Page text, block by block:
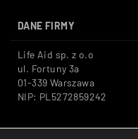
DANE FIRMY
Life Aid sp. z o.o
ul. Fortuny 3a
01-339 Warszawa
NIP: PL5272859242